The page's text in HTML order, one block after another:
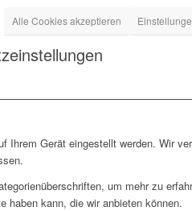
Alle Cookies akzeptieren
Ihrem Gerät eingestellt werden. Wir
um mehr zu
haben kann, die wir anbieten können.